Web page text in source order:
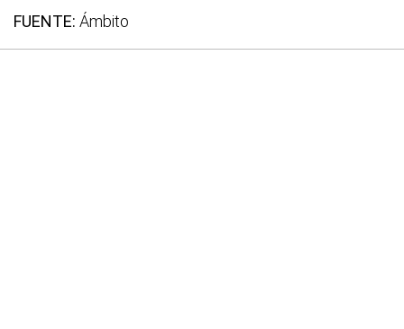
FUENTE: Ámbito